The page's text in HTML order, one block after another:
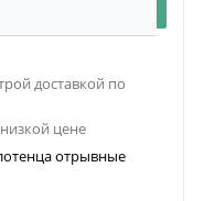
доставкой по
цене
отрывные